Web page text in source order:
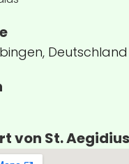
Deutschland
von St. Aegidius